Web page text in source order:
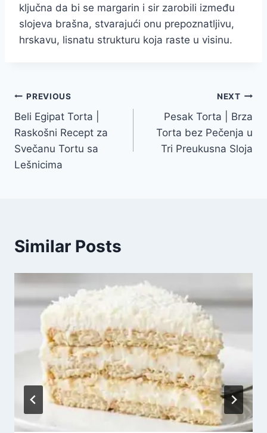
ključna da bi se margarin i sir zarobili između
slojeva brašna, stvarajući onu prepoznatljivu,
hrskavu, lisnatu strukturu koja raste u visinu.
Post
navigation
PREVIOUS
Beli Egipat Torta |
Raskošni Recept za
Svečanu Tortu sa
Lešnicima
NEXT
Pesak Torta | Brza
Torta bez Pečenja u
Tri Preukusna Sloja
Similar Posts